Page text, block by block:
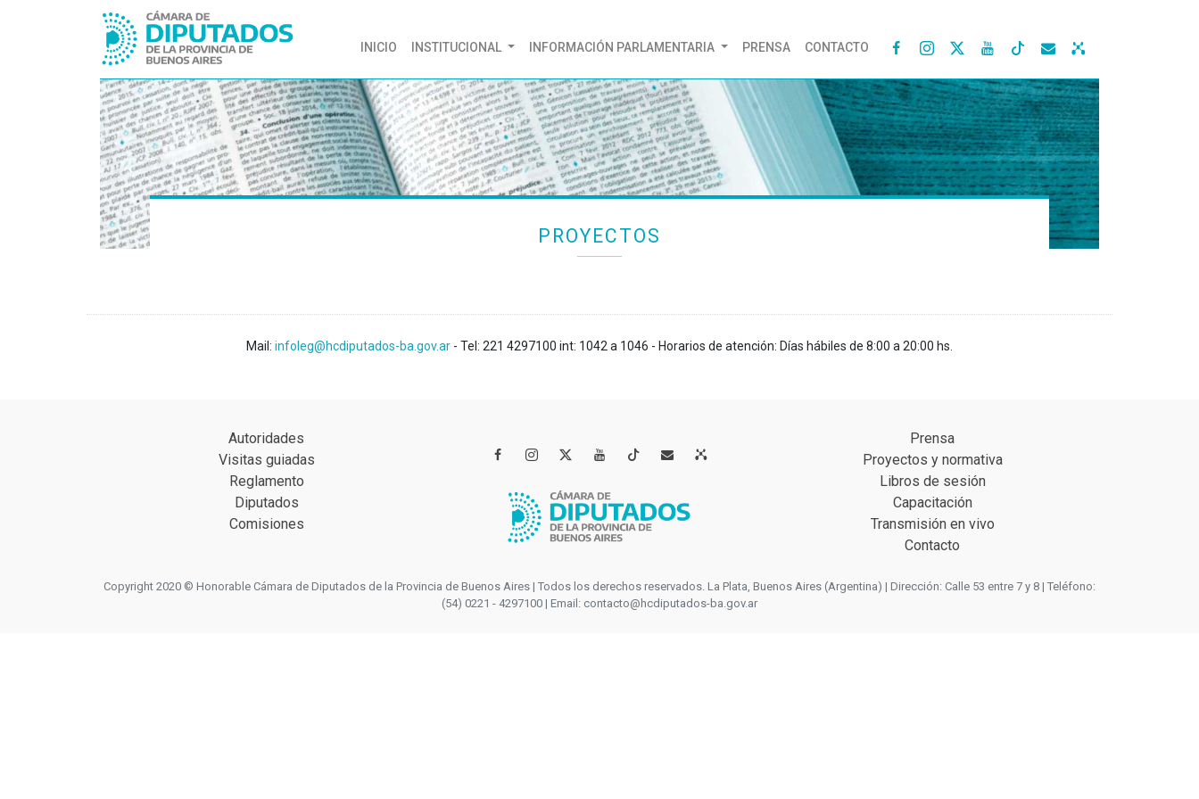
INICIO (CURRENT)
INSTITUCIONAL INFORMACIÓN PARLAMENTARIA PRENSA CONTACTO    
PROYECTOS
Mail: infoleg@hcdiputados-ba.gov.ar - Tel: 221 4297100 int: 1042 a 1046 - Horarios de atención: Días hábiles de 8:00 a 20:00 hs.
Autoridades
Visitas guiadas
Reglamento
Diputados
Comisiones
   
Prensa
Proyectos y normativa
Libros de sesión
Capacitación
Transmisión en vivo
Contacto
Copyright 2020 © Honorable Cámara de Diputados de la Provincia de Buenos Aires | Todos los derechos reservados. La Plata, Buenos Aires (Argentina) | Dirección: Calle 53 entre 7 y 8 | Teléfono:
(54) 0221 - 4297100 | Email: contacto@hcdiputados-ba.gov.ar